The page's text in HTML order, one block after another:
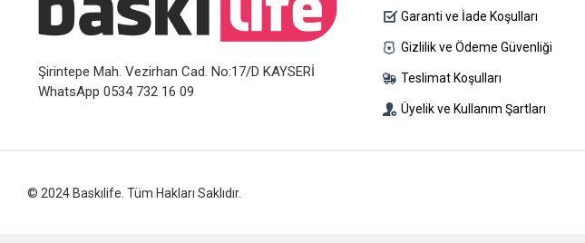
Şirintepe Mah. Vezirhan Cad. No:17/D KAYSERİ
WhatsApp 0534 732 16 09
Garanti ve İade Koşulları
Gizlilik ve Ödeme Güvenliği
Teslimat Koşulları
Üyelik ve Kullanım Şartları
© 2024 Baskılife. Tüm Hakları Saklıdır.